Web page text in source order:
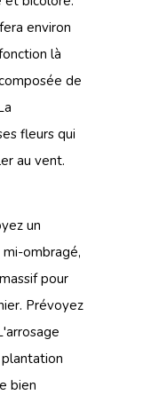
environ
là
de
fleurs qui
au vent.
un
ombragé,
pour
Prévoyez
bien